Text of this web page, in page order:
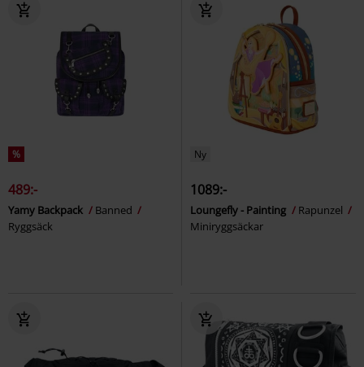
%
489:-
Yamy Backpack
Banned
Ryggsäck
Ny
1089:-
Loungefly - Painting
Rapunzel
Miniryggsäckar